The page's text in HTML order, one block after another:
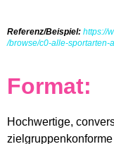
Referenz/Beispiel: https://
/browse/c0-alle-sportarten-
Format:
Hochwertige,